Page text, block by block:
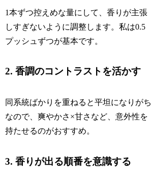
1本ずつ控えめな量にして、香りが主張
しすぎないように調整します。私は0.5
プッシュずつが基本です。
2. 香調のコントラストを活かす
同系統ばかりを重ねると平坦になりがち
なので、爽やかさ×甘さなど、意外性を
持たせるのがおすすめ。
3. 香りが出る順番を意識する